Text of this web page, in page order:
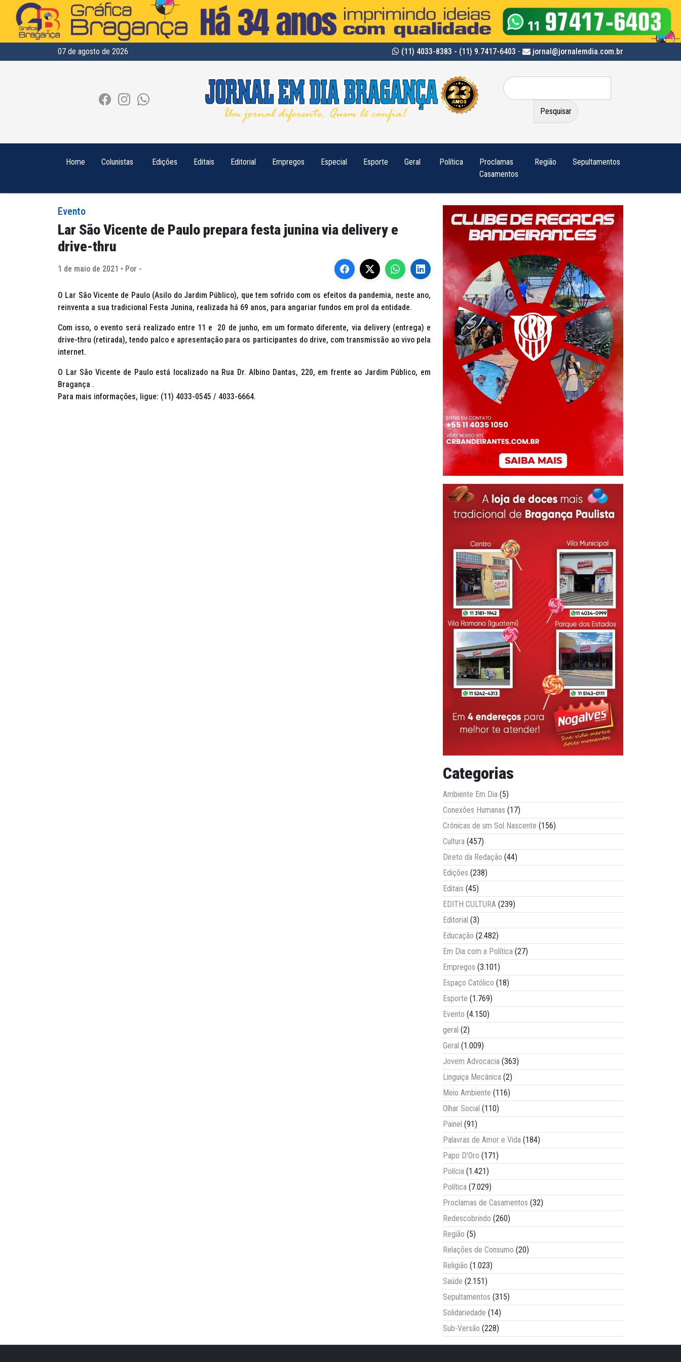
07 de agosto de 2026 (11) 4033-8383 - (11) 9.7417-6403 - jornal@jornalemdia.com.br
Pesquisar
por:
Home Colunistas Edições Editais Editorial Empregos Especial Esporte Geral Política
Proclamas
Casamentos
Região Sepultamentos
Evento
Lar São Vicente de Paulo prepara festa junina via delivery e
drive-thru
1 de maio de 2021 • Por -
O Lar São Vicente de Paulo (Asilo do Jardim Público), que tem sofrido com os efeitos da pandemia, neste ano,
reinventa a sua tradicional Festa Junina, realizada há 69 anos, para angariar fundos em prol da entidade.
Com isso, o evento será realizado entre 11 e 20 de junho, em um formato diferente, via delivery (entrega) e
drive-thru (retirada), tendo palco e apresentação para os participantes do drive, com transmissão ao vivo pela
internet.
O Lar São Vicente de Paulo está localizado na Rua Dr. Albino Dantas, 220, em frente ao Jardim Público, em
Bragança .
Para mais informações, ligue: (11) 4033-0545 / 4033-6664.
Categorias
Ambiente Em Dia (5)
Conexões Humanas (17)
Crônicas de um Sol Nascente (156)
Cultura (457)
Direto da Redação (44)
Edições (238)
Editais (45)
EDITH CULTURA (239)
Editorial (3)
Educação (2.482)
Em Dia com a Política (27)
Empregos (3.101)
Espaço Católico (18)
Esporte (1.769)
Evento (4.150)
geral (2)
Geral (1.009)
Jovem Advocacia (363)
Linguiça Mecânica (2)
Meio Ambiente (116)
Olhar Social (110)
Painel (91)
Palavras de Amor e Vida (184)
Papo D'Oro (171)
Polícia (1.421)
Política (7.029)
Proclamas de Casamentos (32)
Redescobrindo (260)
Região (5)
Relações de Consumo (20)
Religião (1.023)
Saúde (2.151)
Sepultamentos (315)
Solidariedade (14)
Sub-Versão (228)